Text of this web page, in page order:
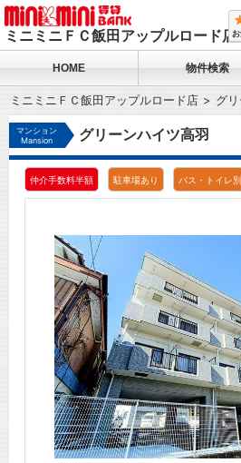
ミニミニＦＣ飯田アップルロード店
HOME 物件検索
ミニミニＦＣ飯田アップルロード店 グ
マンション
Mansion
グリーンハイツ高羽
仲介手数料半額 駐車場あり バス・トイレ別